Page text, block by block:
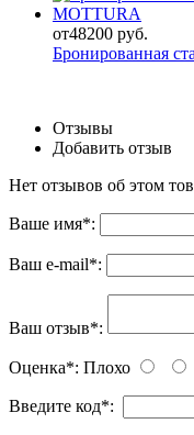
от48200 руб.
Бронированная
Отзывы
Добавить отзыв
Нет отзывов об этом
Ваше имя*:
Ваш e-mail*:
Ваш отзыв*:
Оценка*: Плохо
Введите код*: